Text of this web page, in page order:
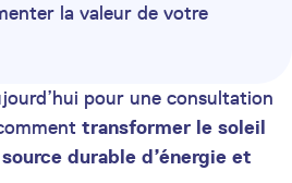
la valeur de votre
pour une consultation
transformer le soleil
durable d’énergie et